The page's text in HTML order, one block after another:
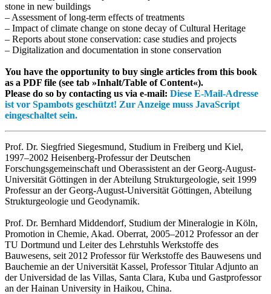
stone in new buildings
– Assessment of long-term effects of treatments
– Impact of climate change on stone decay of Cultural Heritage
– Reports about stone conservation: case studies and projects
– Digitalization and documentation in stone conservation
You have the opportunity to buy single articles from this book
as a PDF file (see tab »Inhalt/Table of Content«).
Please do so by contacting us via e-mail: Diese E-Mail-Adresse
ist vor Spambots geschützt! Zur Anzeige muss JavaScript
eingeschaltet sein.
Prof. Dr. Siegfried Siegesmund, Studium in Freiberg und Kiel,
1997–2002 Heisenberg-Professur der Deutschen
Forschungsgemeinschaft und Oberassistent an der Georg-August-
Universität Göttingen in der Abteilung Strukturgeologie, seit 1999
Professur an der Georg-August-Universität Göttingen, Abteilung
Strukturgeologie und Geodynamik.
Prof. Dr. Bernhard Middendorf, Studium der Mineralogie in Köln,
Promotion in Chemie, Akad. Oberrat, 2005–2012 Professor an der
TU Dortmund und Leiter des Lehrstuhls Werkstoffe des
Bauwesens, seit 2012 Professor für Werkstoffe des Bauwesens und
Bauchemie an der Universität Kassel, Professor Titular Adjunto an
der Universidad de las Villas, Santa Clara, Kuba und Gastprofessor
an der Hainan University in Haikou, China.